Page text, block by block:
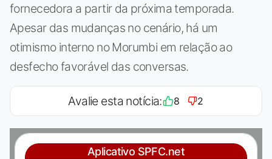
fornecedora a partir da próxima temporada.
Apesar das mudanças no cenário, há um
otimismo interno no Morumbi em relação ao
desfecho favorável das conversas.
Avalie esta notícia: 8 2
Aplicativo SPFC.net